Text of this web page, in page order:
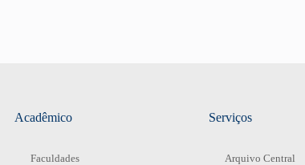
Acadêmico
Faculdades
Serviços
Arquivo Central